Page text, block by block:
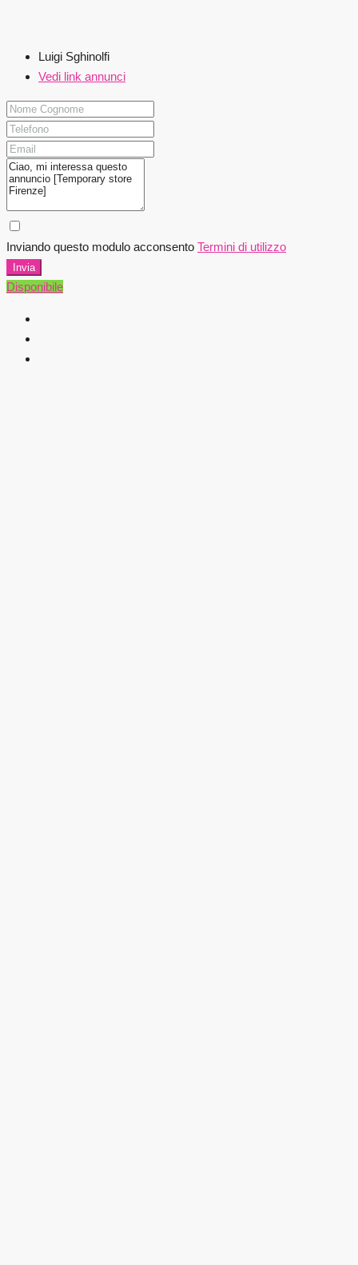
Luigi Sghinolfi
Vedi link annunci
Inviando questo modulo acconsento Termini di utilizzo
Invia
Disponibile